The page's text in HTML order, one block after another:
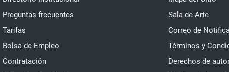
Preguntas frecuentes
Tarifas
Bolsa de Empleo
Contratación
Sala de Arte
Correo de
Términos y
Derechos de